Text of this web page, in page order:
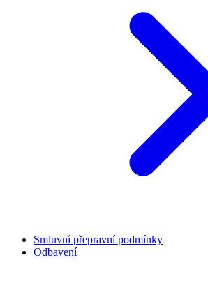
Smluvní přepravní podmínky
Odbavení